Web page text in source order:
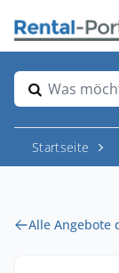
Was
Startseite
Alle Angebote